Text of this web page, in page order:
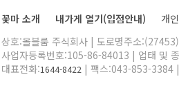
꽃마 소개 내가게 열기(입점안내) 개
상호:올블룸 주식회사 | 도로명주소
사업자등록번호:105-86-84013 | 업태 및
대표전화:1644-8422 | 팩스:043-853-3384